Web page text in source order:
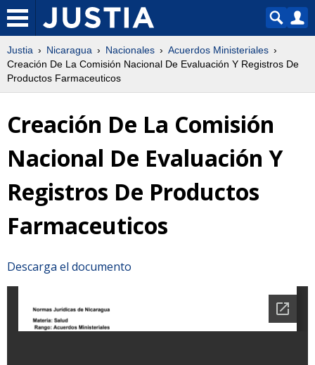
Justia Nicaragua Nacionales
Acuerdos Ministeriales
Creación De La Comisión Nacional De Evaluación Y Registros De
Productos Farmaceuticos
Creación De La Comisión
Nacional De Evaluación Y
Registros De Productos
Farmaceuticos
Descarga el documento